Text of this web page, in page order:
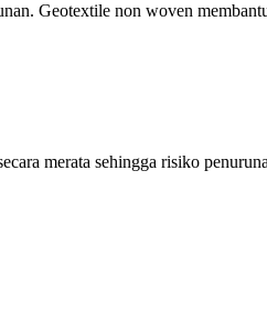
Geotextile non woven
merata sehingga risiko